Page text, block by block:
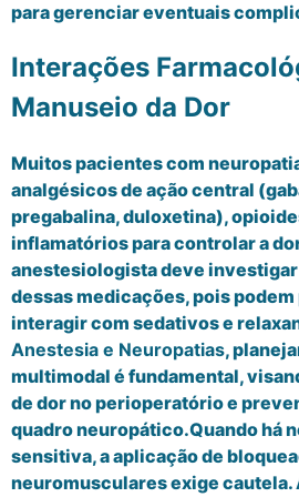
para gerenciar eventuais
Interações
Manuseio da Dor
Muitos pacientes com
analgésicos de ação central
pregabalina, duloxetina),
inflamatórios para controlar a
anestesiologista deve investigar
dessas medicações, pois
interagir com sedativos e
Anestesia e Neuropatias,
multimodal é fundamental,
de dor no perioperatório e
quadro neuropático.Quando há
sensitiva, a aplicação de
neuromusculares exige cautela.